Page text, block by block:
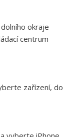
okraje
centrum
zařízení, do